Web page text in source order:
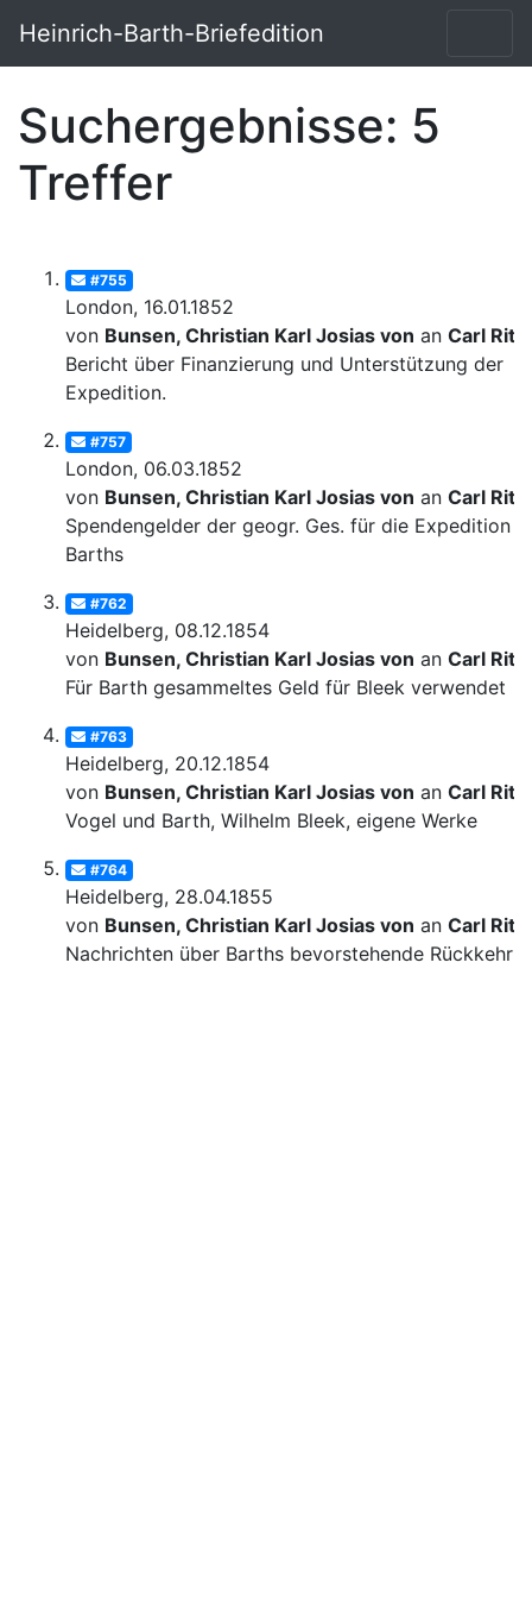
Heinrich-Barth-Briefedition
Suchergebnisse: 5
Treffer
#755
London, 16.01.1852
von Bunsen, Christian Karl Josias von an Carl
Bericht über Finanzierung und Unterstützung der
Expedition.
#757
London, 06.03.1852
von Bunsen, Christian Karl Josias von an Carl
Spendengelder der geogr. Ges. für die Expedition
Barths
#762
Heidelberg, 08.12.1854
von Bunsen, Christian Karl Josias von an Carl
Für Barth gesammeltes Geld für Bleek verwendet
#763
Heidelberg, 20.12.1854
von Bunsen, Christian Karl Josias von an Carl
Vogel und Barth, Wilhelm Bleek, eigene Werke
#764
Heidelberg, 28.04.1855
von Bunsen, Christian Karl Josias von an Carl
Nachrichten über Barths bevorstehende Rückkehr